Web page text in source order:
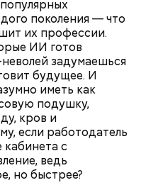
поколения — что
их профессии.
ИИ готов
задумаешься
будущее. И
иметь как
подушку,
кров и
если работодатель
кабинета с
ведь
но быстрее?
колбасы,
и герметично
если на упаковке
даже
стоит. Она
и может стать
чеснок и
маслом, сахаром